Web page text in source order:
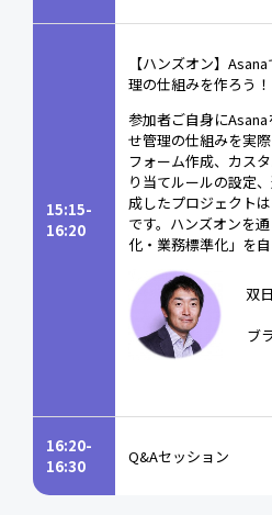
15:15-
16:20
【ハンズオン】
理の仕組みを作ろう！
参加者ご自身に
せ管理の仕組みを実際
フォーム作成、カス
り当てルールの設定
成したプロジェクト
です。ハンズオンを
化・業務標準化」を自
双
ブ
16:20-
16:30
Q&Aセッション